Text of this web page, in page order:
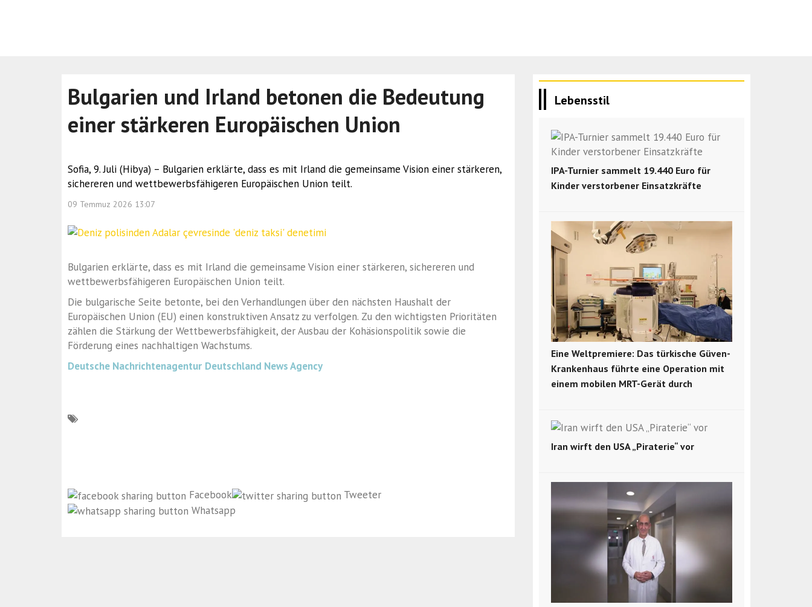
Bulgarien und Irland betonen die Bedeutung
einer stärkeren Europäischen Union
Sofia, 9. Juli (Hibya) – Bulgarien erklärte, dass es mit Irland die gemeinsame Vision einer stärkeren,
sichereren und wettbewerbsfähigeren Europäischen Union teilt.
09 Temmuz 2026 13:07
Bulgarien erklärte, dass es mit Irland die gemeinsame Vision einer stärkeren, sichereren und
wettbewerbsfähigeren Europäischen Union teilt.
Die bulgarische Seite betonte, bei den Verhandlungen über den nächsten Haushalt der
Europäischen Union (EU) einen konstruktiven Ansatz zu verfolgen. Zu den wichtigsten Prioritäten
zählen die Stärkung der Wettbewerbsfähigkeit, der Ausbau der Kohäsionspolitik sowie die
Förderung eines nachhaltigen Wachstums.
Deutsche Nachrichtenagentur Deutschland News Agency
Facebook
Tweeter
Whatsapp
Lebensstil
IPA-Turnier sammelt 19.440 Euro für
Kinder verstorbener Einsatzkräfte
Eine Weltpremiere: Das türkische Güven-
Krankenhaus führte eine Operation mit
einem mobilen MRT-Gerät durch
Iran wirft den USA „Piraterie“ vor